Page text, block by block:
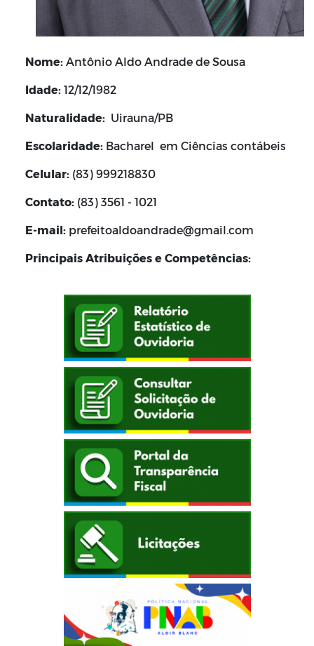
Nome: Antônio Aldo Andrade de Sousa
Idade: 12/12/1982
Naturalidade: Uirauna/PB
Escolaridade: Bacharel em Ciências contábeis
Celular: (83) 999218830
Contato: (83) 3561 - 1021
E-mail: prefeitoaldoandrade@gmail.com
Principais Atribuições e Competências: